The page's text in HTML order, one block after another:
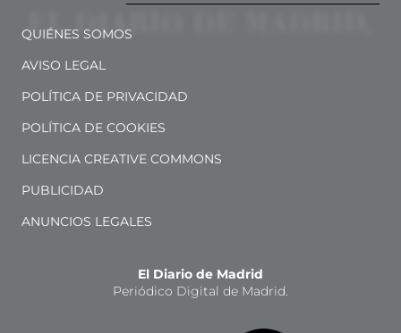
QUIÉNES SOMOS
AVISO LEGAL
POLÍTICA DE PRIVACIDAD
POLÍTICA DE COOKIES
LICENCIA CREATIVE COMMONS
PUBLICIDAD
ANUNCIOS LEGALES
El Diario de Madrid
Periódico Digital de Madrid.